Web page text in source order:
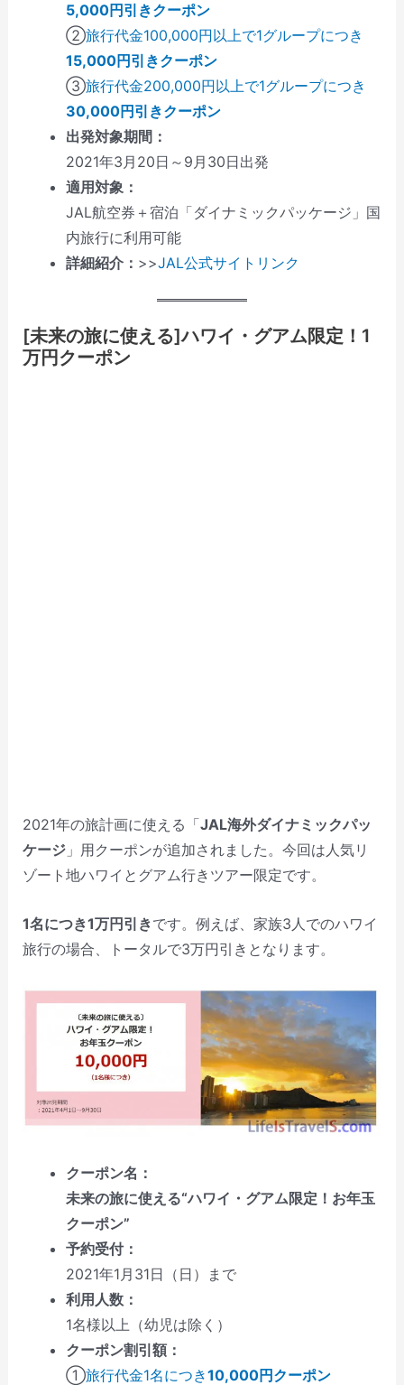
5,000円引きクーポン
②旅行代金100,000円以上で1グループにつき
15,000円引きクーポン
③旅行代金200,000円以上で1グループにつき
30,000円引きクーポン
出発対象期間：
2021年3月20日～9月30日出発
適用対象：
JAL航空券＋宿泊「ダイナミックパッケージ」国
内旅行に利用可能
詳細紹介： >>JAL公式サイトリンク
[未来の旅に使える]ハワイ・グアム限定！1
万円クーポン
2021年の旅計画に使える「JAL海外ダイナミックパッ
ケージ」用クーポンが追加されました。今回は人気リ
ゾート地ハワイとグアム行きツアー限定です。
1名につき1万円引きです。例えば、家族3人でのハワイ
旅行の場合、トータルで3万円引きとなります。
クーポン名：
未来の旅に使える“ハワイ・グアム限定！お年玉
クーポン”
予約受付：
2021年1月31日（日）まで
利用人数：
1名様以上（幼児は除く）
クーポン割引額：
①旅行代金1名につき10,000円クーポン